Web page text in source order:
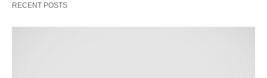
RECENT POSTS